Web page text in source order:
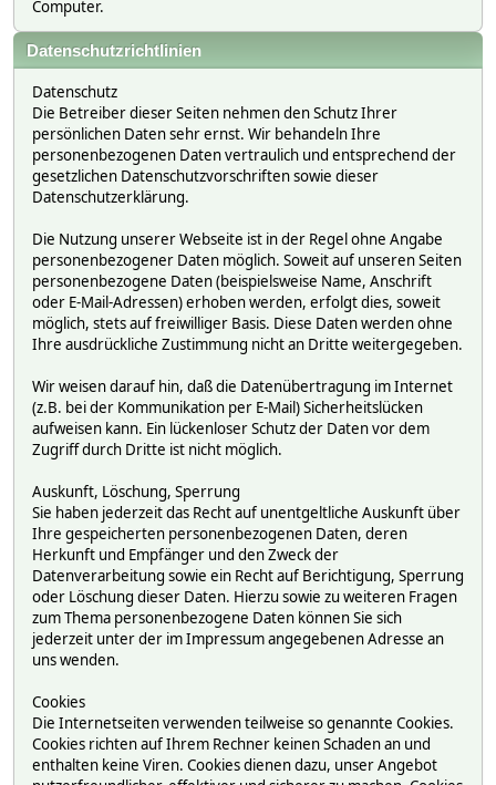
Computer.
Datenschutzrichtlinien
Datenschutz
Die Betreiber dieser Seiten nehmen den Schutz Ihrer
persönlichen Daten sehr ernst. Wir behandeln Ihre
personenbezogenen Daten vertraulich und entsprechend der
gesetzlichen Datenschutzvorschriften sowie dieser
Datenschutzerklärung.
Die Nutzung unserer Webseite ist in der Regel ohne Angabe
personenbezogener Daten möglich. Soweit auf unseren Seiten
personenbezogene Daten (beispielsweise Name, Anschrift
oder E-Mail-Adressen) erhoben werden, erfolgt dies, soweit
möglich, stets auf freiwilliger Basis. Diese Daten werden ohne
Ihre ausdrückliche Zustimmung nicht an Dritte weitergegeben.
Wir weisen darauf hin, daß die Datenübertragung im Internet
(z.B. bei der Kommunikation per E-Mail) Sicherheitslücken
aufweisen kann. Ein lückenloser Schutz der Daten vor dem
Zugriff durch Dritte ist nicht möglich.
Auskunft, Löschung, Sperrung
Sie haben jederzeit das Recht auf unentgeltliche Auskunft über
Ihre gespeicherten personenbezogenen Daten, deren
Herkunft und Empfänger und den Zweck der
Datenverarbeitung sowie ein Recht auf Berichtigung, Sperrung
oder Löschung dieser Daten. Hierzu sowie zu weiteren Fragen
zum Thema personenbezogene Daten können Sie sich
jederzeit unter der im Impressum angegebenen Adresse an
uns wenden.
Cookies
Die Internetseiten verwenden teilweise so genannte Cookies.
Cookies richten auf Ihrem Rechner keinen Schaden an und
enthalten keine Viren. Cookies dienen dazu, unser Angebot